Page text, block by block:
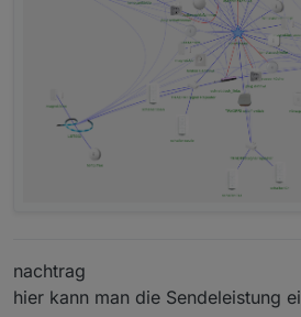
nachtrag
hier kann man die Sendeleistung